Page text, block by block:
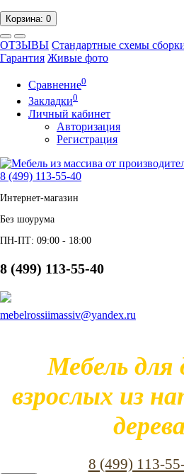
Корзина: 0
ОТЗЫВЫ Стандартные схемы
Гарантия Живые фото
Сравнение0
Закладки0
Личный кабинет
Авторизация
Регистрация
8 (499) 113-55-40
Интернет-магазин
Без шоурума
ПН-ПТ: 09:00 - 18:00
8 (499) 113-55-40
mebelrossiimassiv@yandex.ru
Мебель для
взрослых из
8 (499) 113-